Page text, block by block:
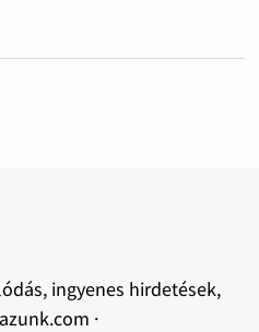
ingyenes hirdetések,
·